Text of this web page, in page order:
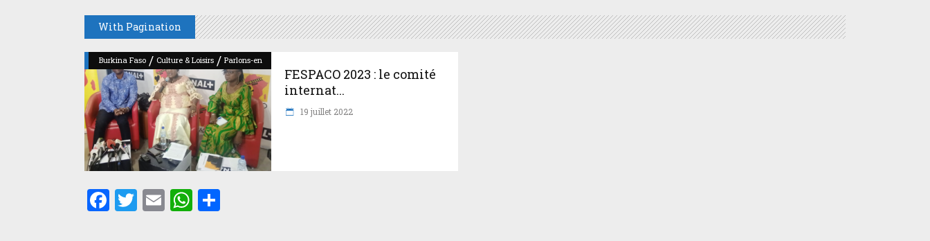
With Pagination
Burkina Faso / Culture & Loisirs / Parlons-en
FESPACO 2023 : le comité
internat...
19 juillet 2022
Facebook
Twitter
EmailWhatsApp